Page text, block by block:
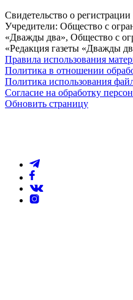
Свидетельство о
Учредители: Общество с
«Дважды два», Общество с
«Редакция газеты «Дважды
Правила использования
Политика в отношении
Политика использования
Согласие на обработку
Обновить страницу